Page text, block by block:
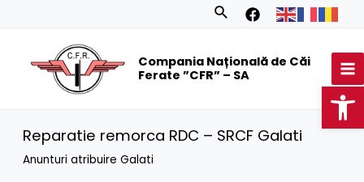
Search
Compania Națională de Căi
Ferate ”CFR” – SA
Reparatie remorca RDC – SRCF Galati
Anunturi atribuire Galati